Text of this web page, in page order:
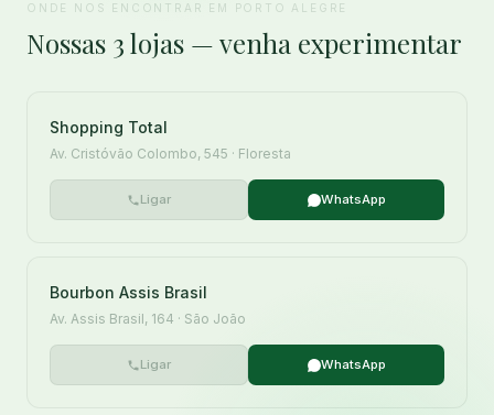
ONDE NOS ENCONTRAR EM PORTO ALEGRE
Nossas 3 lojas — venha experimentar
Shopping Total
Av. Cristóvão Colombo, 545 · Floresta
Ligar WhatsApp
Bourbon Assis Brasil
Av. Assis Brasil, 164 · São João
Ligar WhatsApp